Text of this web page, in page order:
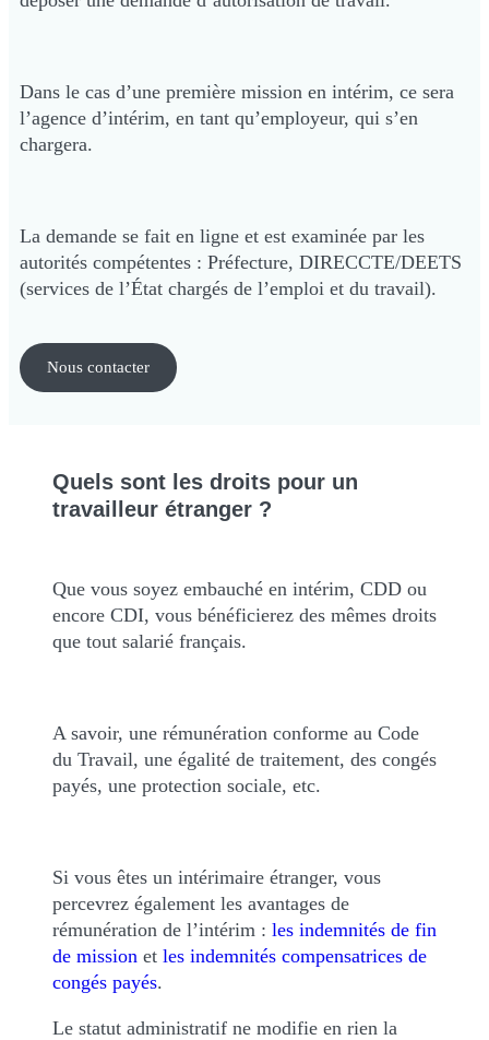
Dans le cas d’une première mission en intérim, ce sera
l’agence d’intérim, en tant qu’employeur, qui s’en
chargera.
La demande se fait en ligne et est examinée par les
autorités compétentes : Préfecture, DIRECCTE/DEETS
(services de l’État chargés de l’emploi et du travail).
Nous contacter
Quels sont les droits pour un
travailleur étranger ?
Que vous soyez embauché en intérim, CDD ou
encore CDI, vous bénéficierez des mêmes droits
que tout salarié français.
A savoir, une rémunération conforme au Code
du Travail, une égalité de traitement, des congés
payés, une protection sociale, etc.
Si vous êtes un intérimaire étranger, vous
percevrez également les avantages de
rémunération de l’intérim : les indemnités de fin
de mission et les indemnités compensatrices de
congés payés.
Le statut administratif ne modifie en rien la